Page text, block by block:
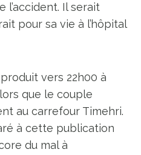
l’accident. Il serait
pour sa vie à l’hôpital
produit vers 22h00 à
que le couple
au carrefour Timehri.
à cette publication
du mal à